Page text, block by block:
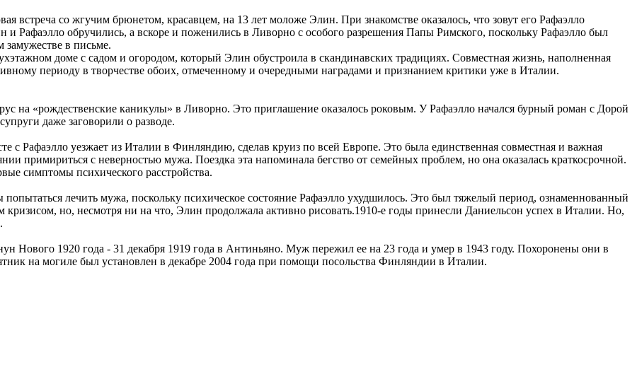
встреча со жгучим брюнетом, красавцем, на 13 лет моложе Элин. При знакомстве оказалось, что зовут его Рафаэлло
Рафаэлло обручились, а вскоре и поженились в Ливорно с особого разрешения Папы Римского, поскольку Рафаэлло был
замужестве в письме.
доме с садом и огородом, который Элин обустроила в скандинавских традициях. Совместная жизнь, наполненная
периоду в творчестве обоих, отмеченному и очередными наградами и признанием критики уже в Италии.
на «рождественские каникулы» в Ливорно. Это приглашение оказалось роковым. У Рафаэлло начался бурный роман с Дорой
даже заговорили о разводе.
с Рафаэлло уезжает из Италии в Финляндию, сделав круиз по всей Европе. Это была единственная совместная и важная
примириться с неверностью мужа. Поездка эта напоминала бегство от семейных проблем, но она оказалась краткосрочной.
симптомы психического расстройства.
лечить мужа, поскольку психическое состояние Рафаэлло ухудшилось. Это был тяжелый период, ознаменнованный
но, несмотря ни на что, Элин продолжала активно рисовать.1910-е годы принесли Даниельсон успех в Италии. Но,
Нового 1920 года - 31 декабря 1919 года в Антиньяно. Муж пережил ее на 23 года и умер в 1943 году. Похоронены они в
на могиле был установлен в декабре 2004 года при помощи посольства Финляндии в Италии.